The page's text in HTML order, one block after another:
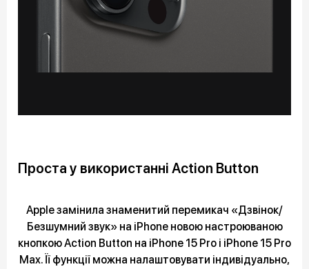
Проста у використанні Action Button
Apple замінила знаменитий перемикач «Дзвінок/
Безшумний звук» на iPhone новою настроюваною
кнопкою Action Button на iPhone 15 Pro і iPhone 15 Pro
Max. Її функції можна налаштовувати індивідуально,